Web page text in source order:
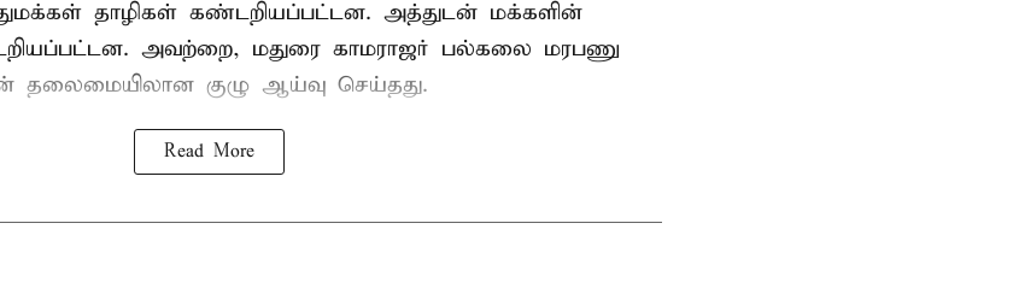
தாழிகள் கண்டறியப்பட்டன. அத்துடன் மக்களின்
அவற்றை, மதுரை காமராஜர் பல்கலை மரபணு
தலைமையிலான குழு ஆய்வு செய்தது.
Read More